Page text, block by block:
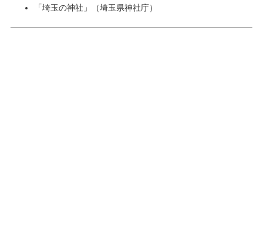
「埼玉の神社」（埼玉県神社庁）